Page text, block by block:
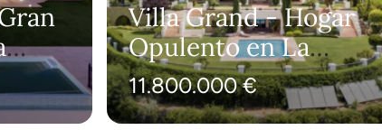
Villa Grand - Hogar
Opulento en La
Zagaleta
11.800.000 €